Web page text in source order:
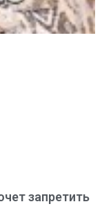
запретить